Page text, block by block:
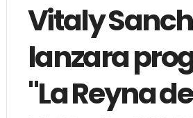
Vitaly
lanzara
"La Reyna